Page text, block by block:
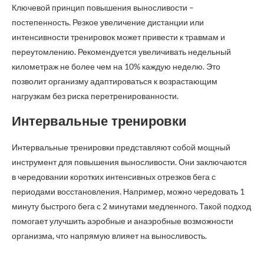
Ключевой принцип повышения выносливости –
постепенность. Резкое увеличение дистанции или
интенсивности тренировок может привести к травмам и
переутомлению. Рекомендуется увеличивать недельный
километраж не более чем на 10% каждую неделю. Это
позволит организму адаптироваться к возрастающим
нагрузкам без риска перетренированности.
Интервальные тренировки
Интервальные тренировки представляют собой мощный
инструмент для повышения выносливости. Они заключаются
в чередовании коротких интенсивных отрезков бега с
периодами восстановления. Например, можно чередовать 1
минуту быстрого бега с 2 минутами медленного. Такой подход
помогает улучшить аэробные и анаэробные возможности
организма, что напрямую влияет на выносливость.